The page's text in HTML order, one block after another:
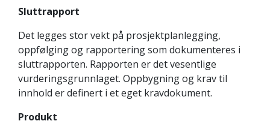
Sluttrapport
Det legges stor vekt på prosjektplanlegging,
oppfølging og rapportering som dokumenteres i
sluttrapporten. Rapporten er det vesentlige
vurderingsgrunnlaget. Oppbygning og krav til
innhold er definert i et eget kravdokument.
Produkt